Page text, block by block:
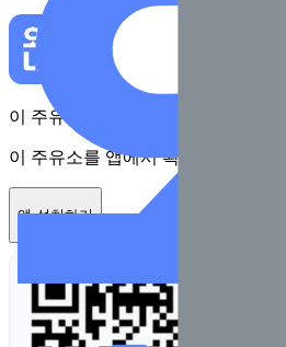
이 주유소를 앱에서 확인하고 최대
이 주유소를 앱에서 확인하고 최대
앱 설치하기